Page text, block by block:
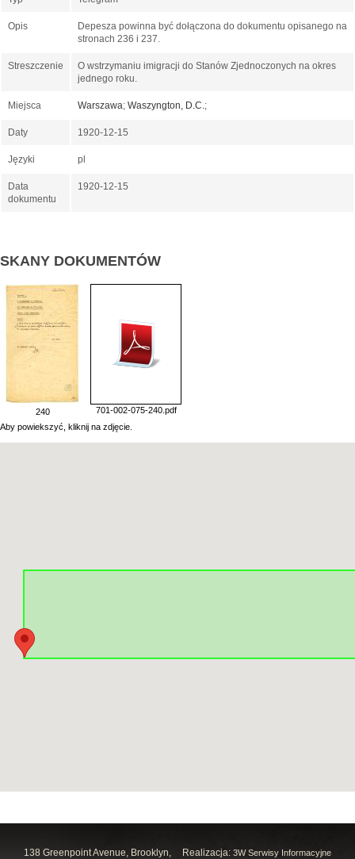
Opis
Depesza powinna być dołączona do dokumentu opisanego na
stronach 236 i 237.
Streszczenie
O wstrzymaniu imigracji do Stanów Zjednoczonych na okres
jednego roku.
Miejsca Warszawa; Waszyngton, D.C.;
Daty 1920-12-15
Języki pl
Data
dokumentu
1920-12-15
SKANY DOKUMENTÓW
240
701-002-075-240.pdf
Aby powiekszyć, kliknij na zdjęcie.
Realizacja: 3W Serwisy Informacyjne
138 Greenpoint Avenue, Brooklyn,